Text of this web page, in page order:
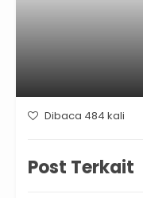
Dibaca 484 kali
Post Terkait